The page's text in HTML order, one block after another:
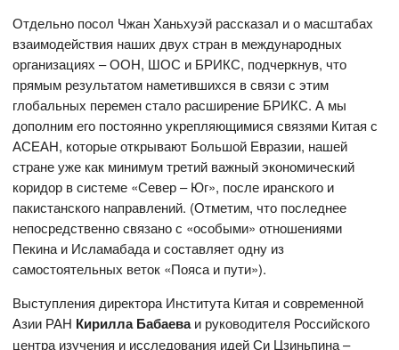
Отдельно посол Чжан Ханьхуэй рассказал и о масштабах
взаимодействия наших двух стран в международных
организациях – ООН, ШОС и БРИКС, подчеркнув, что
прямым результатом наметившихся в связи с этим
глобальных перемен стало расширение БРИКС. А мы
дополним его постоянно укрепляющимися связями Китая с
АСЕАН, которые открывают Большой Евразии, нашей
стране уже как минимум третий важный экономический
коридор в системе «Север – Юг», после иранского и
пакистанского направлений. (Отметим, что последнее
непосредственно связано с «особыми» отношениями
Пекина и Исламабада и составляет одну из
самостоятельных веток «Пояса и пути»).
Выступления директора Института Китая и современной
Азии РАН Кирилла Бабаеваи руководителя Российского
центра изучения и исследования идей Си Цзиньпина –